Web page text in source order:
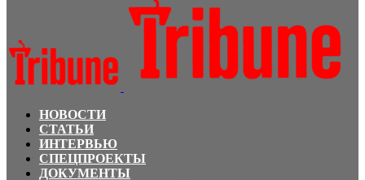
НОВОСТИ
СТАТЬИ
ИНТЕРВЬЮ
СПЕЦПРОЕКТЫ
ДОКУМЕНТЫ